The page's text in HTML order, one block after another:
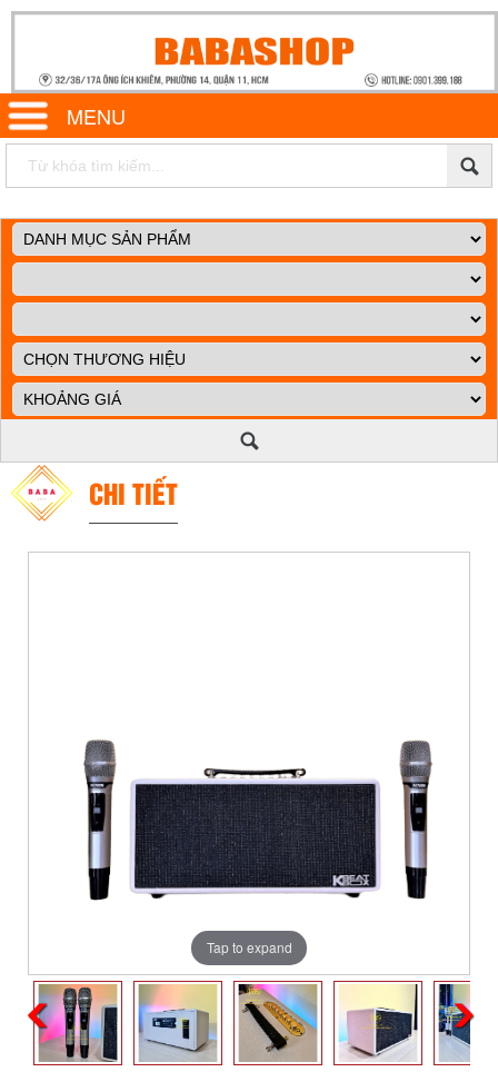
MENU
CHI TIẾT
Tap to expand